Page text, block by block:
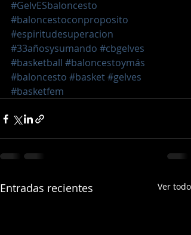
#GelvESbaloncesto
#baloncestoconproposito
#espiritudesuperacion
#33añosysumando #cbgelves
#basketball #baloncestoymás
#baloncesto #basket#gelves
#basketfem
Entradas recientes Ver todo